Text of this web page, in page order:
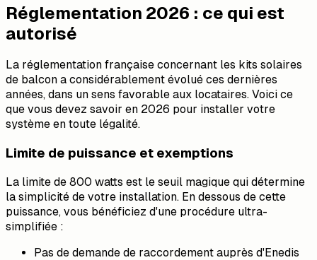
Réglementation 2026 : ce qui est
autorisé
La réglementation française concernant les kits solaires
de balcon a considérablement évolué ces dernières
années, dans un sens favorable aux locataires. Voici ce
que vous devez savoir en 2026 pour installer votre
système en toute légalité.
Limite de puissance et exemptions
La limite de 800 watts est le seuil magique qui détermine
la simplicité de votre installation. En dessous de cette
puissance, vous bénéficiez d'une procédure ultra-
simplifiée :
Pas de demande de raccordement auprès d'Enedis